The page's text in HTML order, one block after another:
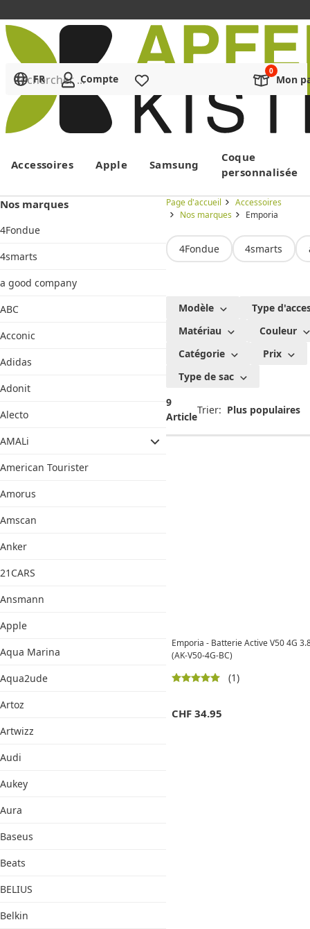
Menu
Rechercher ...
FR Compte Mon
Accessoires Apple Samsung
Coque
personnalisée
Nos marques
4Fondue
4smarts
a good company
ABC
Acconic
Adidas
Adonit
Alecto
AMALi
American Tourister
Amorus
Amscan
Anker
21CARS
Ansmann
Apple
Aqua Marina
Aqua2ude
Artoz
Artwizz
Audi
Aukey
Aura
Baseus
Beats
BELIUS
Belkin
Page d'accueil
Accessoires
Nos marques
Emporia
4Fondue 4smarts
Emporia
Modèle
Type
Matériau
Couleur
Catégorie
Prix
Type de sac
9
Article
Trier:
Emporia - Batterie Active V50 4G
(AK-V50-4G-BC)
(1)
CHF 34.95